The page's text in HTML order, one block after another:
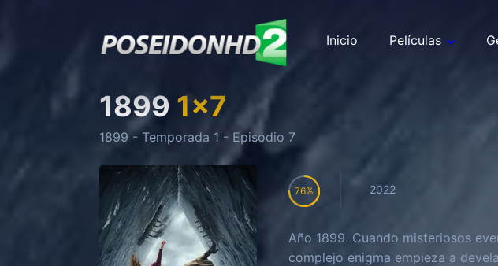
Inicio Películas
1899 1x7
1899 - Temporada 1 - Episodio 7
76 2022
Año 1899. Cuando misteriosos
complejo enigma empieza a